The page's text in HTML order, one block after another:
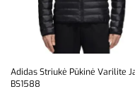
Adidas Striukė Pūkinė Varilite
BS1588